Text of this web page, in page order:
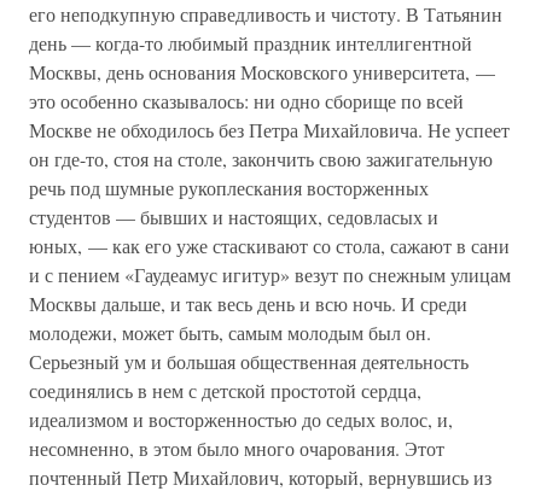
его неподкупную справедливость и чистоту. В Татьянин
день — когда-то любимый праздник интеллигентной
Москвы, день основания Московского университета, —
это особенно сказывалось: ни одно сборище по всей
Москве не обходилось без Петра Михайловича. Не успеет
он где-то, стоя на столе, закончить свою зажигательную
речь под шумные рукоплескания восторженных
студентов — бывших и настоящих, седовласых и
юных, — как его уже стаскивают со стола, сажают в сани
и с пением «Гаудеамус игитур» везут по снежным улицам
Москвы дальше, и так весь день и всю ночь. И среди
молодежи, может быть, самым молодым был он.
Серьезный ум и большая общественная деятельность
соединялись в нем с детской простотой сердца,
идеализмом и восторженностью до седых волос, и,
несомненно, в этом было много очарования. Этот
почтенный Петр Михайлович, который, вернувшись из